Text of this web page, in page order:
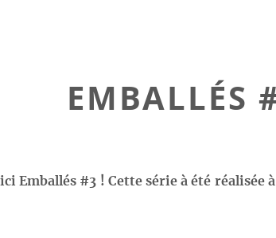
EMBALLÉS
Emballés #3 ! Cette série à été